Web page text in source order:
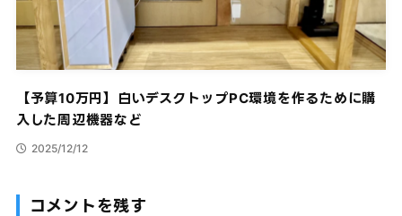
【予算10万円】白いデスクトップPC環境を作るために購
入した周辺機器など
2025/12/12
コメントを残す